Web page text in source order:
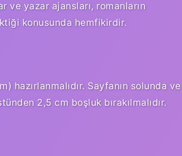
ve yazar ajansları, romanların
konusunda hemfikirdir.
hazırlanmalıdır. Sayfanın solunda ve
2,5 cm boşluk bırakılmalıdır.